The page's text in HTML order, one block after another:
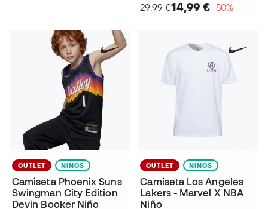
29,99 €14,99 €−50%
OUTLET NIÑOS
Camiseta Phoenix Suns
Swingman City Edition
Devin Booker Niño
OUTLET NIÑOS
Camiseta Los Angeles
Lakers - Marvel X NBA
Niño